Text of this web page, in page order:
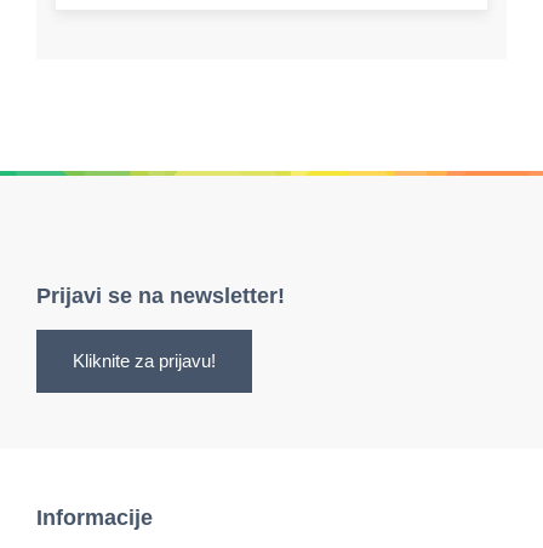
Prijavi se na newsletter!
Kliknite za prijavu!
Informacije